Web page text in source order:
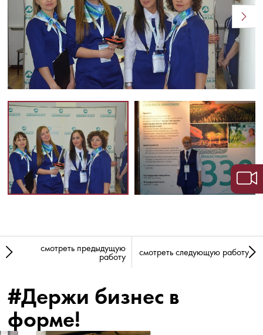
смотреть предыдущую
работу смотреть следующую работу
#Держи бизнес в
форме!